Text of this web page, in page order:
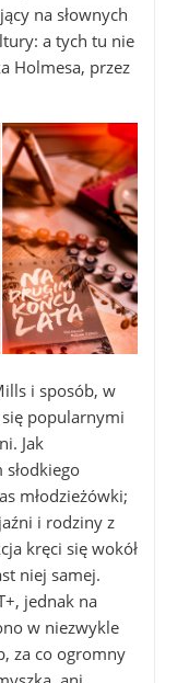
na słownych
a tych tu nie
Holmesa, przez
i sposób, w
popularnymi
Jak
młodzieżówki;
i rodziny z
kręci się wokół
niej samej.
jednak na
w niezwykle
za co ogromny